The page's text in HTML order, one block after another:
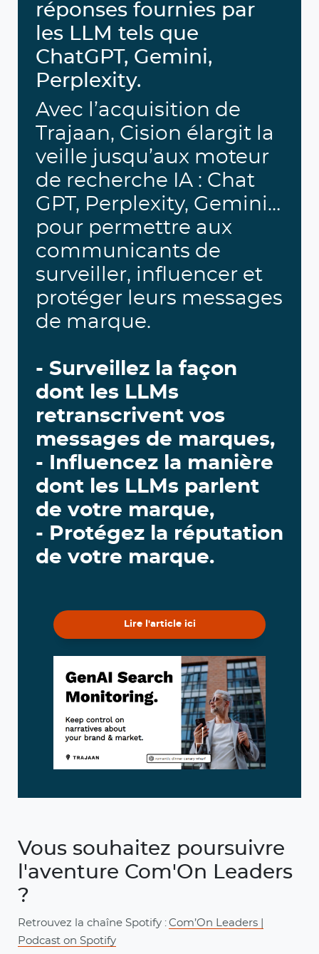
réponses fournies par
les LLM tels que
ChatGPT, Gemini,
Perplexity.
Avec l’acquisition de
Trajaan, Cision élargit la
veille jusqu’aux moteur
de recherche IA : Chat
GPT, Perplexity, Gemini…
pour permettre aux
communicants de
surveiller, influencer et
protéger leurs messages
de marque.
- Surveillez la façon
dont les LLMs
retranscrivent vos
messages de marques,
- Influencez la manière
dont les LLMs parlent
de votre marque,
- Protégez la réputation
de votre marque.
Lire l'article ici
Vous souhaitez poursuivre
l'aventure Com'On Leaders
?
Retrouvez la chaîne Spotify : Com’On Leaders |
Podcast on Spotify